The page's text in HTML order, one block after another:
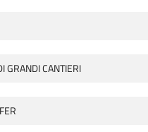
GRANDI CANTIERI